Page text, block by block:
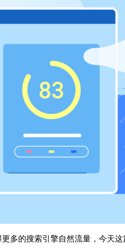
多的搜索引擎自然流量，今天